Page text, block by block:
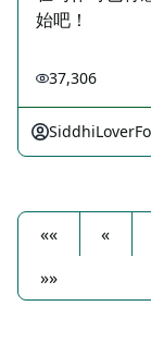
始吧！
37,306
«« «
»»